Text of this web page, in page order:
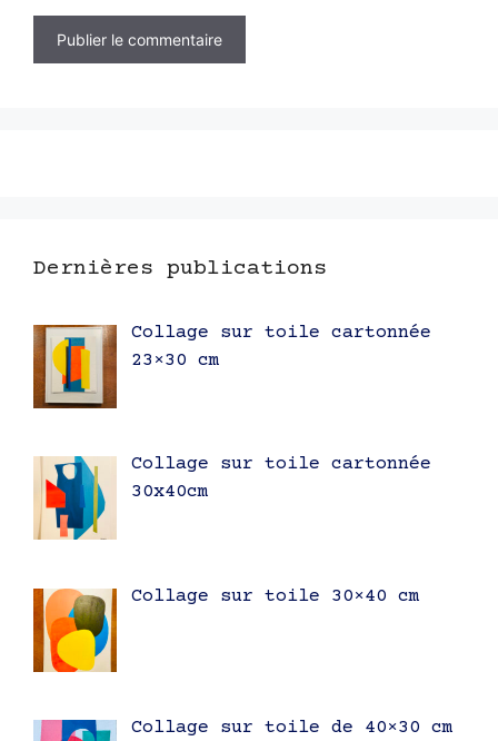
Dernières publications
Collage sur toile cartonnée
23×30 cm
Collage sur toile cartonnée
30x40cm
Collage sur toile 30×40 cm
Collage sur toile de 40×30 cm